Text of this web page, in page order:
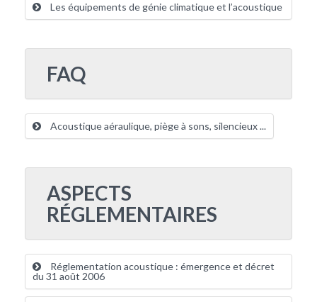
Les équipements de génie climatique et l’acoustique
FAQ
Acoustique aéraulique, piège à sons, silencieux ...
ASPECTS
RÉGLEMENTAIRES
Réglementation acoustique : émergence et décret
du 31 août 2006